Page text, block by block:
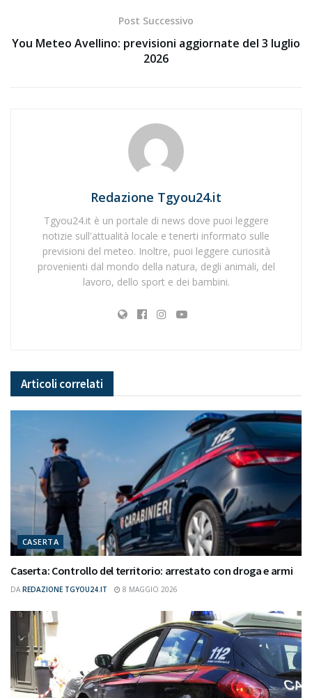
Post Successivo
You Meteo Avellino: previsioni aggiornate del 3 luglio
2026
Redazione Tgyou24.it
Tgyou24.it è un portale di news dove puoi leggere
notizie sull'attualità locale e tenerti informato sulle
previsioni del meteo. Inoltre, puoi leggere curiosità
provenienti dal mondo della natura, degli animali, del
lavoro, dello sport e dei bambini.
Articoli correlati
CASERTA
Caserta: Controllo del territorio: arrestato con droga e armi
DA REDAZIONE TGYOU24.IT 8 MAGGIO 2026